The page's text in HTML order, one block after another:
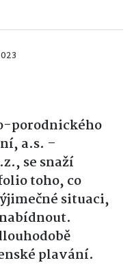
porodnického
a.s. –
se snaží
toho, co
situaci,
plavání.